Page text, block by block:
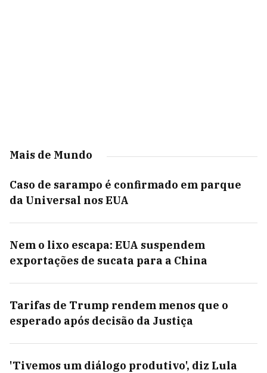
Mais de Mundo
Caso de sarampo é confirmado em parque
da Universal nos EUA
Nem o lixo escapa: EUA suspendem
exportações de sucata para a China
Tarifas de Trump rendem menos que o
esperado após decisão da Justiça
'Tivemos um diálogo produtivo', diz Lula